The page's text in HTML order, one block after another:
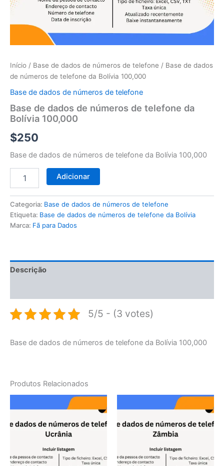
Início / Base de dados de números de telefone / Base de dados
de números de telefone da Bolívia 100,000
Base de dados de números de telefone
Base de dados de números de telefone da
Bolívia 100,000
$250
Base de dados de números de telefone da Bolívia 100,000
telefone
Bolívia
Adicionar
Categoria: Base de dados de números de telefone
Etiqueta: Base de dados de números de telefone da Bolívia
Marca: Fã para Dados
Descrição
5/5 - (3 votes)
Base de dados de números de telefone da Bolívia 100,000
Produtos Relacionados